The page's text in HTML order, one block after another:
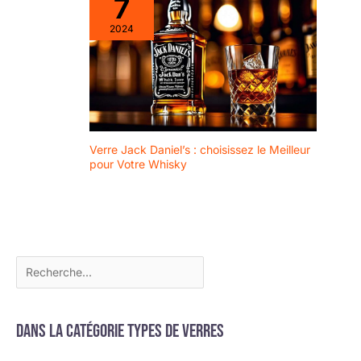
qualité exceptionnelle, ce
qui en fait un cadeau
agréable pour vos
proches.
7
2024
Verre Jack Daniel’s : choisissez le Meilleur
pour Votre Whisky
Dans la catégorie Types de verres